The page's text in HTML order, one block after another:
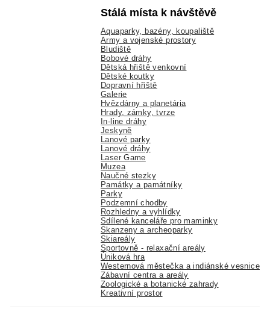
Stálá místa k návštěvě
Aquaparky, bazény, koupaliště
Army a vojenské prostory
Bludiště
Bobové dráhy
Dětská hřiště venkovní
Dětské koutky
Dopravní hřiště
Galerie
Hvězdárny a planetária
Hrady, zámky, tvrze
In-line dráhy
Jeskyně
Lanové parky
Lanové dráhy
Laser Game
Muzea
Naučné stezky
Památky a památníky
Parky
Podzemní chodby
Rozhledny a vyhlídky
Sdílené kanceláře pro maminky
Skanzeny a archeoparky
Skiareály
Sportovně - relaxační areály
Úniková hra
Westernová městečka a indiánské vesnice
Zábavní centra a areály
Zoologické a botanické zahrady
Kreativní prostor